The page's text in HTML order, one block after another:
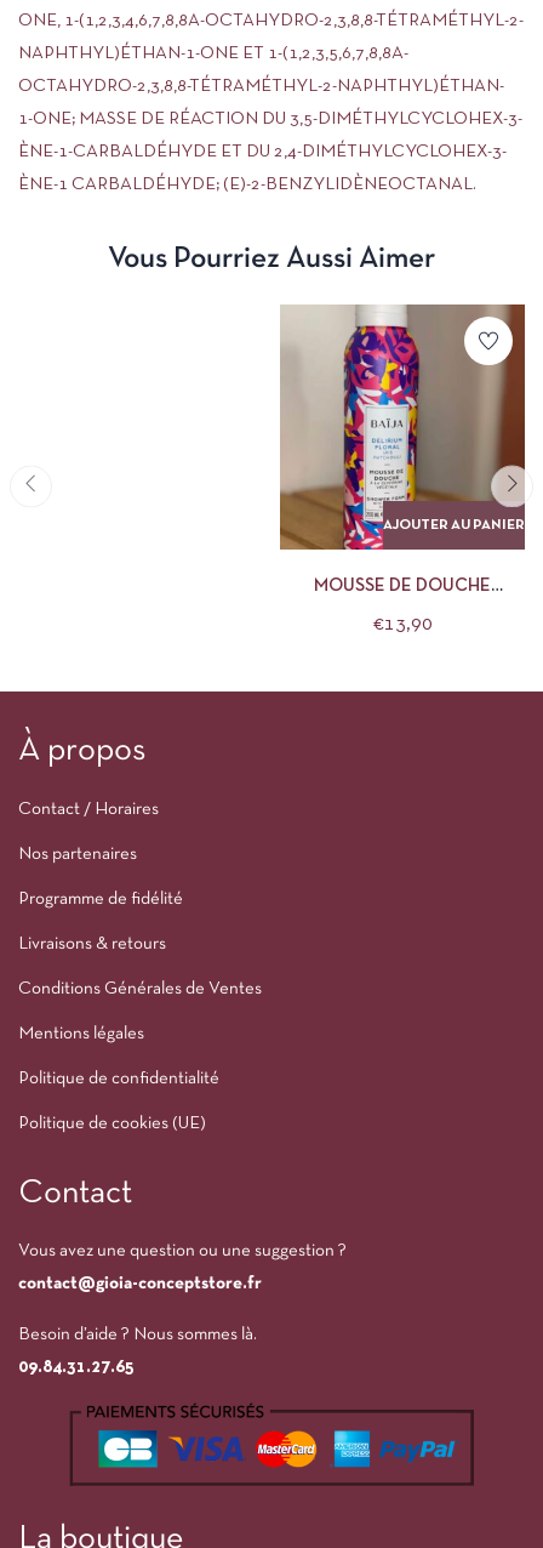
ONE, 1-(1,2,3,4,6,7,8,8A-OCTAHYDRO-2,3,8,8-TÉTRAMÉTHYL-2-
NAPHTHYL)ÉTHAN-1-ONE ET 1-(1,2,3,5,6,7,8,8A-
OCTAHYDRO-2,3,8,8-TÉTRAMÉTHYL-2-NAPHTHYL)ÉTHAN-
1-ONE; MASSE DE RÉACTION DU 3,5-DIMÉTHYLCYCLOHEX-3-
ÈNE-1-CARBALDÉHYDE ET DU 2,4-DIMÉTHYLCYCLOHEX-3-
ÈNE-1 CARBALDÉHYDE; (E)-2-BENZYLIDÈNEOCTANAL.
Vous Pourriez Aussi Aimer
AJOUTER AU PANIER
MOUSSE DE DOUCHE
€13,90
À propos
Contact / Horaires
Nos partenaires
Programme de fidélité
Livraisons & retours
Conditions Générales de Ventes
Mentions légales
Politique de confidentialité
Politique de cookies (UE)
Contact
Vous avez une question ou une suggestion ?
contact@gioia-conceptstore.fr
Besoin d’aide ? Nous sommes là.
09.84.31.27.65
La boutique